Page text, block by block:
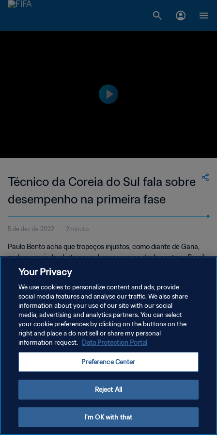
Técnico da Coreia do Sul fala sobre
desempenho na primeira fase
5 de dez de 2022 2minuto
Paulo Bento acha que tropeços injustos, como diante de Gana,
podem servir de alerta aos sul-coreanos no duelo contra o Brasil
pelas oitavas de final da Copa do Mundo FIFA de 2022.
POLÍTICA DE PRIVACIDADE
TERMOS DE SERVIÇO
ADMINISTRAR AS PREFERÊNCIAS DE COOKIES
Copyright © 1994-2026 FIFA. Todos os direitos reservados.
Your Privacy
We use cookies to personalize content and ads, provide
social media features and analyse our traffic. We also share
information about your use of our site with our social
media, advertising and analytics partners. You can select
your cookie preferences by clicking on the buttons on the
right and place a do not sell or share my personal
information request. Data Protection Portal
Preference Center
Reject All
I'm OK with that